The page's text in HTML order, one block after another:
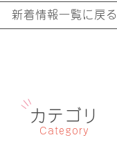
新着情報一覧に戻る
カテゴリ
Category